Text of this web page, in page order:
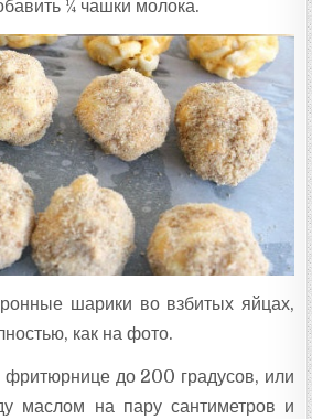
¼ чашки молока.
шарики во взбитых яйцах,
как на фото.
фритюрнице до 200 градусов, или
маслом на пару сантиметров и